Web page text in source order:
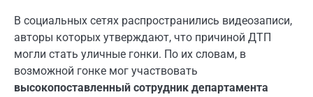
В социальных сетях распространились видеозаписи,
авторы которых утверждают, что причиной ДТП
могли стать уличные гонки. По их словам, в
возможной гонке мог участвовать
высокопоставленный сотрудник департамента